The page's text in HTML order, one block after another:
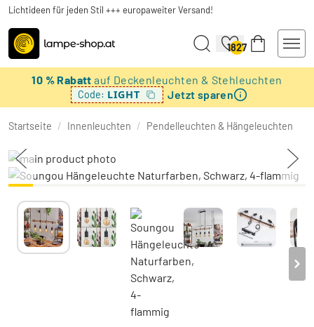
Lichtideen für jeden Stil +++ europaweiter Versand!
1827
10 % Rabattauf Deckenleuchten & Stehleuchten
Code: LIGHT Jetzt sparen
Startseite / Innenleuchten / Pendelleuchten & Hängeleuchten